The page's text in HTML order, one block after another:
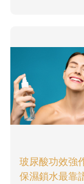
玻尿酸功效強
保濕鎖水最靠